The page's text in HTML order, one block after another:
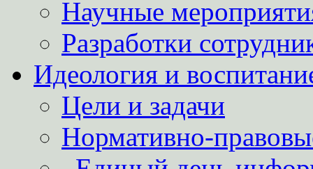
Научные
Разработки
Идеология и
Цели и задачи
Нормативно-